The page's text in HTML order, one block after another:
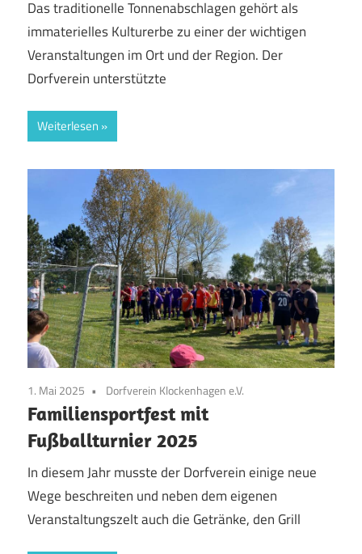
Das traditionelle Tonnenabschlagen gehört als
immaterielles Kulturerbe zu einer der wichtigen
Veranstaltungen im Ort und der Region. Der
Dorfverein unterstützte
Weiterlesen
1. Mai 2025 Dorfverein Klockenhagen e.V.
Familiensportfest mit
Fußballturnier 2025
In diesem Jahr musste der Dorfverein einige neue
Wege beschreiten und neben dem eigenen
Veranstaltungszelt auch die Getränke, den Grill